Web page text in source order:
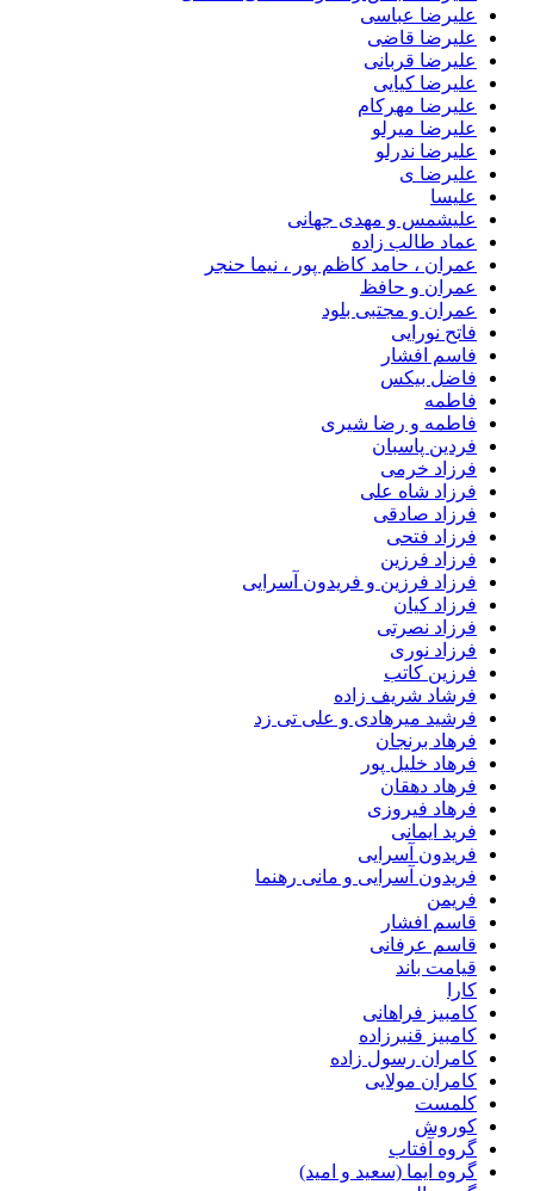
علیرضا عباسی
علیرضا قاضی
علیرضا قربانی
علیرضا کیایی
علیرضا مهرکام
علیرضا میرلو
علیرضا ندرلو
علیرضا ی
علیسا
علیشمس و مهدی جهانی
عماد طالب زاده
عمران ، حامد کاظم پور ، نیما حنجر
عمران و حافظ
عمران و مجتبی بلود
فاتح نورایی
فاسم افشار
فاضل بیکس
فاطمه
فاطمه و رضا شیری
فردین پاسبان
فرزاد خرمی
فرزاد شاه علی
فرزاد صادقى
فرزاد فتحی
فرزاد فرزین
فرزاد فرزین و فریدون آسرایی
فرزاد کیان
فرزاد نصرتی
فرزاد نوری
فرزین کاتب
فرشاد شریف زاده
فرشید میرهادی و علی تی زد
فرهاد برنجان
فرهاد خلیل پور
فرهاد دهقان
فرهاد فیروزی
فرید ایمانی
فریدون آسرایی
فریدون آسرایی و مانی رهنما
فریمن
قاسم افشار
قاسم عرفانی
قیامت باند
کارا
کامبیز فراهانی
کامبیز قنبرزاده
کامران رسول زاده
کامران مولایی
کلمست
کوروش
گروه آفتاب
گروه ایما (سعید و امید)